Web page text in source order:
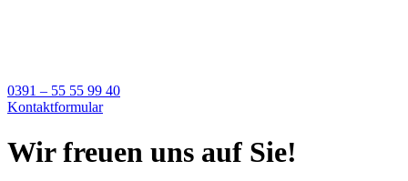
0391 – 55 55 99 40
Kontaktformular
Wir freuen uns auf Sie!